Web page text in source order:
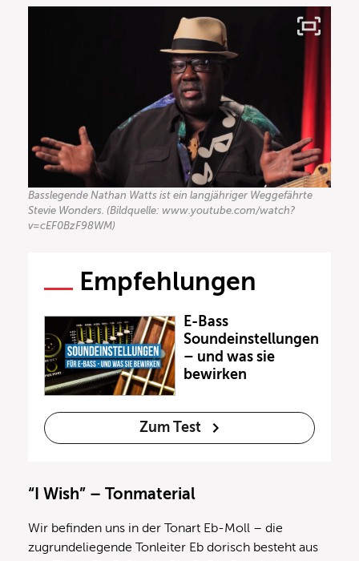
Basslegende Nathan Watts ist ein langjähriger Weggefährte
Stevie Wonders. (Bildquelle: www.youtube.com/watch?
v=cEF0BzF98WM)
Empfehlungen
E-Bass
Soundeinstellungen
– und was sie
bewirken
Zum Test
“I Wish” – Tonmaterial
Wir befinden uns in der Tonart Eb-Moll – die
zugrundeliegende Tonleiter Eb dorisch besteht aus